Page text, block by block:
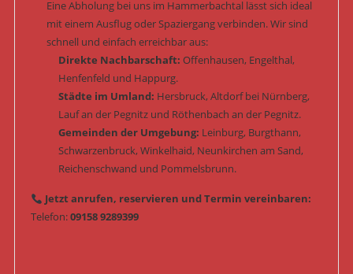
Eine Abholung bei uns im Hammerbachtal lässt sich ideal
mit einem Ausflug oder Spaziergang verbinden. Wir sind
schnell und einfach erreichbar aus:
Direkte Nachbarschaft: Offenhausen, Engelthal,
Henfenfeld und Happurg.
Städte im Umland: Hersbruck, Altdorf bei Nürnberg,
Lauf an der Pegnitz und Röthenbach an der Pegnitz.
Gemeinden der Umgebung: Leinburg, Burgthann,
Schwarzenbruck, Winkelhaid, Neunkirchen am Sand,
Reichenschwand und Pommelsbrunn.
Jetzt anrufen, reservieren und Termin vereinbaren:
Telefon:09158 9289399